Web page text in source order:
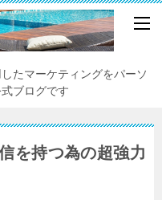
たマーケティングをパーソ
ブログです
を持つ為の超強力